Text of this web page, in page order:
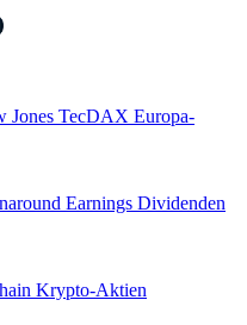
Jones TecDAX Europa-
Earnings Dividenden
Krypto-Aktien